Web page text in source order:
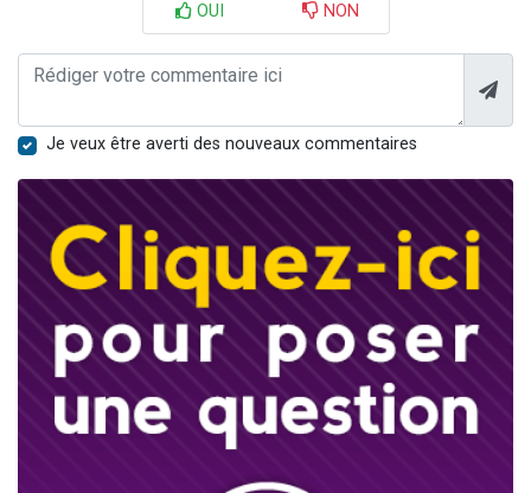
OUI NON
Je veux être averti des nouveaux commentaires